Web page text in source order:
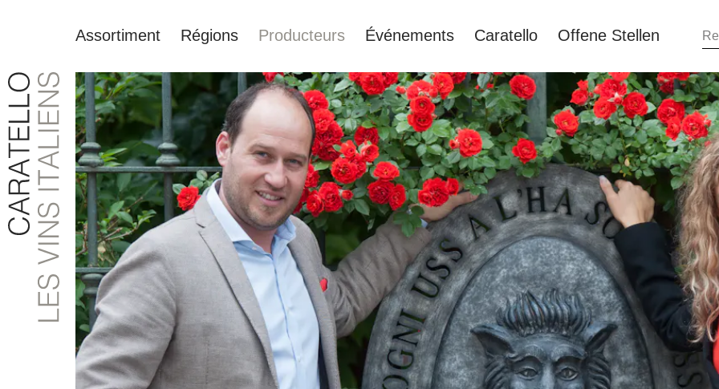
Passer à la navigation principale
Assortiment Régions Producteurs Événements Caratello Offene Stellen